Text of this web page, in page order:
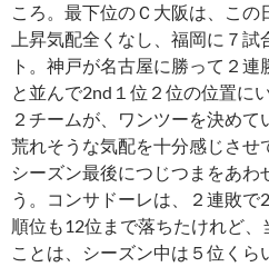
ころ。最下位のＣ大阪は、この
上昇気配全くなし、福岡に７
ト。神戸が名古屋に勝って２
と並んで2nd１位２位の位置に
２チームが、ワンツーを決め
荒れそうな気配を十分感じさせ
シーズン最後につじつまをあわ
う。コンサドーレは、２連敗
順位も12位まで落ちたけれど、
ことは、シーズン中は５位くら